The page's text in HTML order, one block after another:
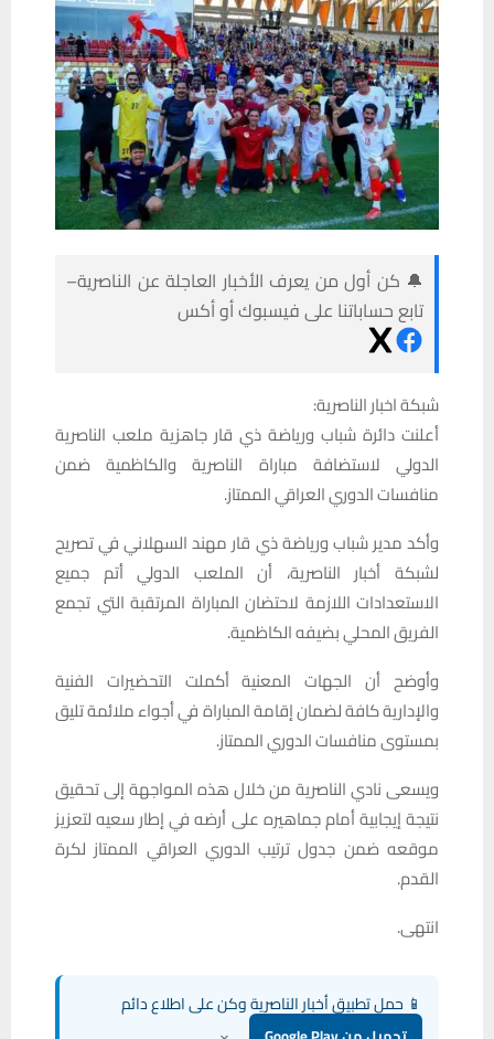
🔔 كن أول من يعرف الأخبار العاجلة عن الناصرية–
تابع حساباتنا على فيسبوك أو أكس
شبكة اخبار الناصرية:
أعلنت دائرة شباب ورياضة ذي قار جاهزية ملعب الناصرية
الدولي لاستضافة مباراة الناصرية والكاظمية ضمن
منافسات الدوري العراقي الممتاز.
وأكد مدير شباب ورياضة ذي قار مهند السهلاني في تصريح
لشبكة أخبار الناصرية، أن الملعب الدولي أتم جميع
الاستعدادات اللازمة لاحتضان المباراة المرتقبة التي تجمع
الفريق المحلي بضيفه الكاظمية.
وأوضح أن الجهات المعنية أكملت التحضيرات الفنية
والإدارية كافة لضمان إقامة المباراة في أجواء ملائمة تليق
بمستوى منافسات الدوري الممتاز.
ويسعى نادي الناصرية من خلال هذه المواجهة إلى تحقيق
نتيجة إيجابية أمام جماهيره على أرضه في إطار سعيه لتعزيز
موقعه ضمن جدول ترتيب الدوري العراقي الممتاز لكرة
القدم.
انتهى.
📱 حمل تطبيق أخبار الناصرية وكن على اطلاع دائم